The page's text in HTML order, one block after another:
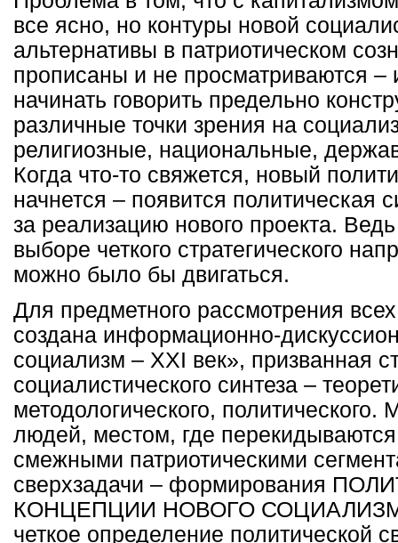
все ясно, но контуры новой
альтернативы в патриотическом
прописаны и не просматриваются –
начинать говорить предельно
различные точки зрения на
религиозные, национальные,
Когда что-то свяжется, новый
начнется – появится политическая
за реализацию нового проекта.
выборе четкого стратегического
можно было бы двигаться.
Для предметного рассмотрения
создана информационно-
социализм – XXI век», призванная
социалистического синтеза –
методологического,
людей, местом, где
смежными патриотическими
сверхзадачи – формирования
КОНЦЕПЦИИ НОВОГО
четкое определение политической